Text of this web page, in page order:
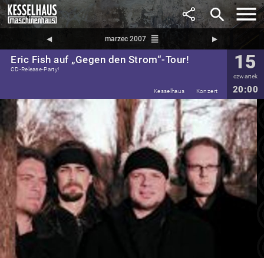
search
◀︎ marzec 2007 reorder ▶︎
Eric Fish auf „Gegen den Strom“-Tour!
CD-Release-Party! 15
czwartek
20:00
Kesselhaus Konzert